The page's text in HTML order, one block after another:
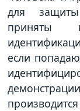
для
приняты
если